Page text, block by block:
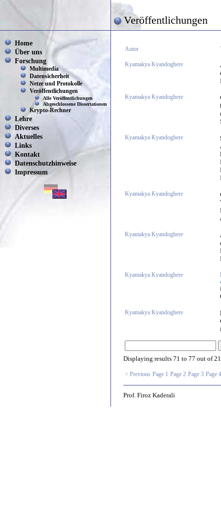
Veröffentlichungen
Home
Über uns
Forschung
Multimedia
Datensicherheit
Netze und Protokolle
Veröffentlichungen
Alle Veröffentlichungen
Abgeschlossene Dissertationen
Krypto-Rechner
Lehre
Diverses
Aktuelles
Links
Kontakt
Datenschutzhinweise
Impressum
Autor
Kyamakya Kyandoghere
Kyamakya Kyandoghere
Kyamakya Kyandoghere
Kyamakya Kyandoghere
Kyamakya Kyandoghere
Kyamakya Kyandoghere
Kyamakya Kyandoghere
Displaying results 71 to 77 out of
< Previous Page 1 Page 2 Page 3 Page 4
Prof. Firoz Kaderali